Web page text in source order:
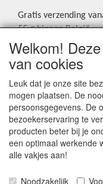
Gratis verzending
55 € binnen België.
Gratis verzending
65 € naar Nederland.
Levering andere
landen: geen gratis
verzending,
worden aangerekend.
Zie voor een overzicht
van alle verzendkosten
"Verzendkosten" op
Welkom!
van cookies
Leuk dat je onze site
mogen plaatsen. De
persoonsgegevens. De
bezoekerservaring te
producten beter bij je
een optimaal werkende
alle vakjes aan!
Noodzakelijk